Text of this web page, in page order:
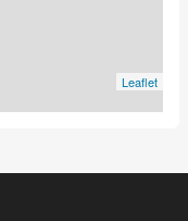
Leaflet